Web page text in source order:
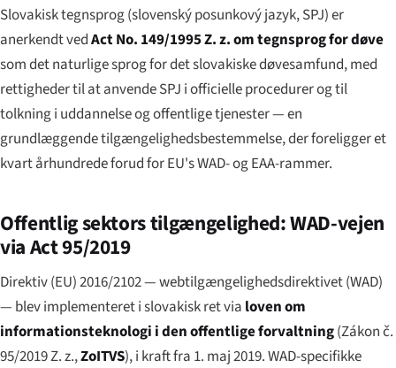
Slovakisk tegnsprog (slovenský posunkový jazyk, SPJ) er
anerkendt vedAct No. 149/1995 Z. z. om tegnsprog for døve
som det naturlige sprog for det slovakiske døvesamfund, med
rettigheder til at anvende SPJ i officielle procedurer og til
tolkning i uddannelse og offentlige tjenester — en
grundlæggende tilgængelighedsbestemmelse, der foreligger et
kvart århundrede forud for EU's WAD- og EAA-rammer.
Offentlig sektors tilgængelighed: WAD-vejen
via Act 95/2019
Direktiv (EU) 2016/2102 — webtilgængelighedsdirektivet (WAD)
— blev implementeret i slovakisk ret via loven om
informationsteknologi i den offentlige forvaltning(Zákon č.
95/2019 Z. z.,ZoITVS), i kraft fra 1. maj 2019. WAD-specifikke